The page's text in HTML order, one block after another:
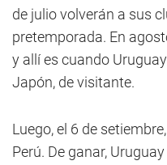
de julio volverán a sus
pretemporada. En
y allí es cuando
Japón, de visitante.
Luego, el 6 de
Perú. De ganar,